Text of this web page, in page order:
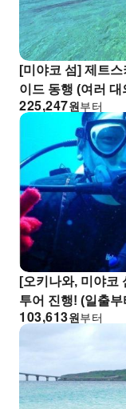
[미야코 섬] 제트
이드 동행 (여러
원
225,247 부터
[오키나와, 미야코
투어 진행! (일출
영! 풀페이스 마스
원
103,613 부터